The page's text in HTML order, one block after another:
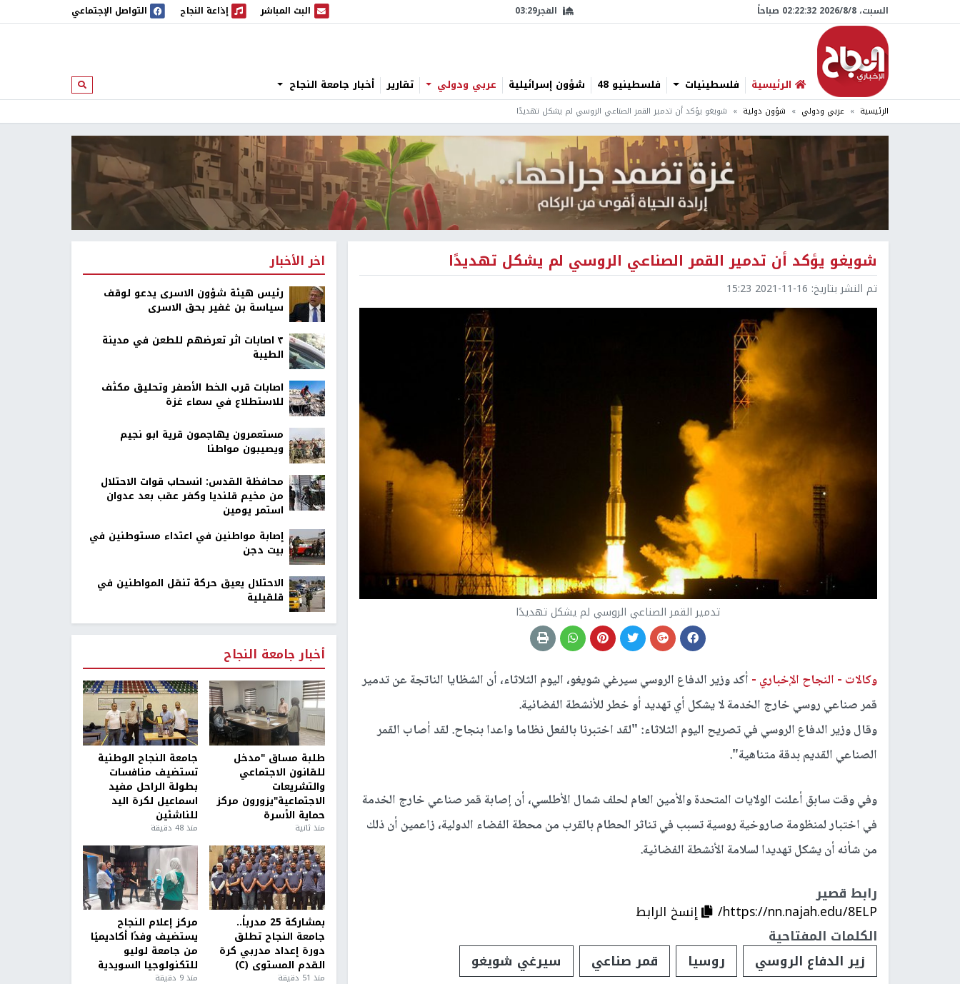
السبت، 8/‏8/‏2026 02:22:33 صباحاً الفجر03:29 البث المباشر
البث المباشر إذاعة النجاح
إذاعة النجاح التواصل الإجتماعي
الرئيسية فلسطينيات فلسطينيو 48 شؤون إسرائيلية عربي ودولي تقارير أخبار جامعة النجاح ابحث
الرئيسية عربي ودولي شؤون دولية شويغو يؤكد أن تدمير القمر الصناعي الروسي لم يشكل تهديدًا
شويغو يؤكد أن تدمير القمر الصناعي الروسي لم يشكل تهديدًا
تم النشر بتاريخ: 2021-11-16 15:23
تدمير القمر الصناعي الروسي لم يشكل تهديدًا
وكالات - النجاح الإخباري - أكد وزير الدفاع الروسي سيرغي شويغو، اليوم الثلاثاء، أن الشظايا الناتجة عن تدمير
قمر صناعي روسي خارج الخدمة لا يشكل أي تهديد أو خطر للأنشطة الفضائية.
وقال وزير الدفاع الروسي في تصريح اليوم الثلاثاء: "لقد اختبرنا بالفعل نظاما واعدا بنجاح. لقد أصاب القمر
الصناعي القديم بدقة متناهية".
وفي وقت سابق أعلنت الولايات المتحدة والأمين العام لحلف شمال الأطلسي، أن إصابة قمر صناعي خارج الخدمة
في اختبار لمنظومة صاروخية روسية تسبب في تناثر الحطام بالقرب من محطة الفضاء الدولية، زاعمين أن ذلك
من شأنه أن يشكل تهديدا لسلامة الأنشطة الفضائية.
رابط قصير
https://nn.najah.edu/8ELP/
إنسخ الرابط
الكلمات المفتاحية
زير الدفاع الروسي
روسيا قمر صناعي سيرغي شويغو
اخر الأخبار
رئيس هيئة شؤون الاسرى يدعو لوقف
سياسة بن غفير بحق الاسرى
٣ اصابات اثر تعرضهم للطعن في مدينة
الطيبة
اصابات قرب الخط الأصفر وتحليق مكثف
للاستطلاع في سماء غزة
مستعمرون يهاجمون قرية ابو نجيم
ويصيبون مواطنا
محافظة القدس: انسحاب قوات الاحتلال
من مخيم قلنديا وكفر عقب بعد عدوان
استمر يومين
إصابة مواطنين في اعتداء مستوطنين في
بيت دجن
الاحتلال يعيق حركة تنقل المواطنين في
قلقيلية
أخبار جامعة النجاح
طلبة مساق "مدخل
للقانون الاجتماعي
والتشريعات
الاجتماعية"يزورون مركز
حماية الأسرة
منذ ثانية
جامعة النجاح الوطنية
تستضيف منافسات
بطولة الراحل مفيد
اسماعيل لكرة اليد
للناشئين
منذ 48 دقيقة
بمشاركة 25 مدرباً..
جامعة النجاح تطلق
دورة إعداد مدربي كرة
القدم المستوى (C)
منذ 51 دقيقة
مركز إعلام النجاح
يستضيف وفدًا أكاديميًا
من جامعة لوليو
للتكنولوجيا السويدية
منذ 9 دقيقة